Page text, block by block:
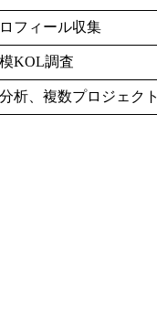
フィール収集
KOL調査
析、複数プロジェクト